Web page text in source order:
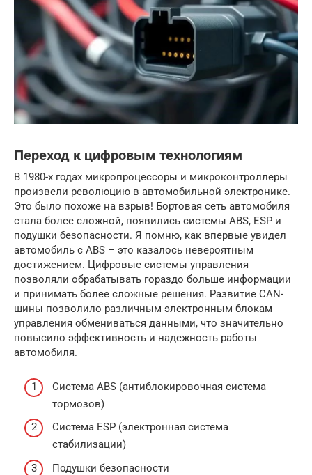
Переход к цифровым технологиям
В 1980-х годах микропроцессоры и микроконтроллеры
произвели революцию в автомобильной электронике.
Это было похоже на взрыв! Бортовая сеть автомобиля
стала более сложной, появились системы ABS, ESP и
подушки безопасности. Я помню, как впервые увидел
автомобиль с ABS – это казалось невероятным
достижением. Цифровые системы управления
позволяли обрабатывать гораздо больше информации
и принимать более сложные решения. Развитие CAN-
шины позволило различным электронным блокам
управления обмениваться данными, что значительно
повысило эффективность и надежность работы
автомобиля.
Система ABS (антиблокировочная система
тормозов)
Система ESP (электронная система
стабилизации)
Подушки безопасности